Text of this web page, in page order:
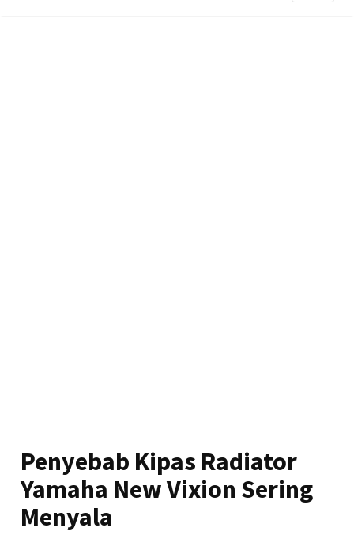
Penyebab Kipas Radiator
Yamaha New Vixion Sering
Menyala